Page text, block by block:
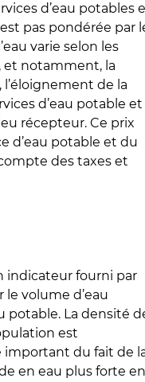
d’eau potables
pas pondérée par
varie selon les
et notamment, la
de la
d’eau potable et
récepteur. Ce prix
d’eau potable et du
des taxes et
indicateur fourni par
le volume d’eau
potable. La densité
est
important du fait de
en eau plus forte en